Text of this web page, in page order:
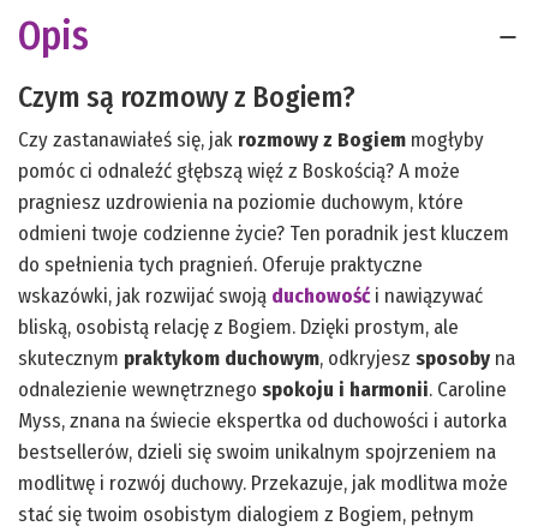
Opis
Czym są rozmowy z Bogiem?
Czy zastanawiałeś się, jak rozmowy z Bogiem mogłyby
pomóc ci odnaleźć głębszą więź z Boskością? A może
pragniesz uzdrowienia na poziomie duchowym, które
odmieni twoje codzienne życie? Ten poradnik jest kluczem
do spełnienia tych pragnień. Oferuje praktyczne
wskazówki, jak rozwijać swoją duchowość i nawiązywać
bliską, osobistą relację z Bogiem. Dzięki prostym, ale
skutecznym praktykom duchowym, odkryjesz sposoby na
odnalezienie wewnętrznego spokoju i harmonii. Caroline
Myss, znana na świecie ekspertka od duchowości i autorka
bestsellerów, dzieli się swoim unikalnym spojrzeniem na
modlitwę i rozwój duchowy. Przekazuje, jak modlitwa może
stać się twoim osobistym dialogiem z Bogiem, pełnym